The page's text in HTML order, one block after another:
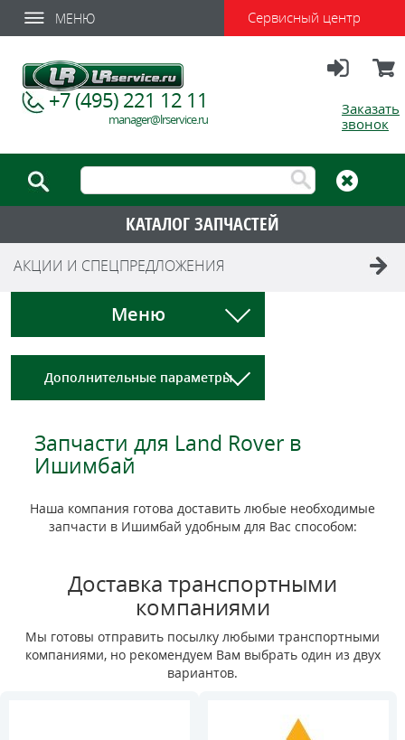
МЕНЮ Сервисный центр
Заказать
звонок
+7 (495) 221 12 11
manager@lrservice.ru
КАТАЛОГ ЗАПЧАСТЕЙ
АКЦИИ И СПЕЦПРЕДЛОЖЕНИЯ
Меню
Дополнительные параметры
Запчасти для Land Rover в
Ишимбай
Наша компания готова доставить любые необходимые
запчасти в Ишимбай удобным для Вас способом:
Доставка транспортными
компаниями
Мы готовы отправить посылку любыми транспортными
компаниями, но рекомендуем Вам выбрать один из двух
вариантов.